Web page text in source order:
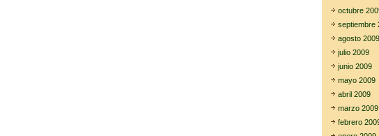
octubre
septiembre
agosto 2009
julio 2009
junio 2009
mayo 2009
abril 2009
marzo 2009
febrero